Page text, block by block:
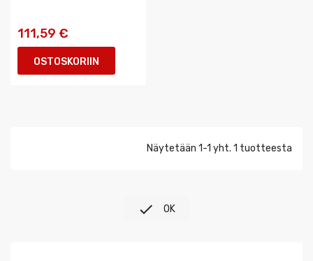
111,59 €
OSTOSKORIIN
Näytetään 1-1 yht. 1 tuotteesta
 OK